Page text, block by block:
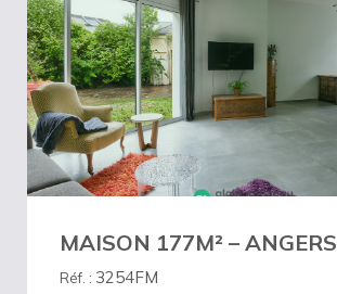
MAISON 177M² – ANGERS
Réf. : 3254FM